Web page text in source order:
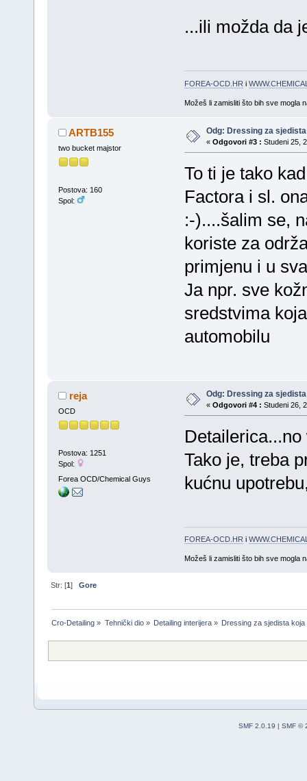
...ili možda da
FOREA-OCD.HR i
Možeš li zamisliti što bih sve mogla
ARTB155
two bucket majstor
Postova: 160
Spol:
Odg: Dressing za
« Odgovori #3 : Studeni 25,
To ti je tako
Factora i sl.
:-)....šalim se,
koriste za
primjenu i u
Ja npr. sve
sredstvima
automobilu
reja
OCD
Postova: 1251
Spol:
Forea OCD/Chemical Guys
Odg: Dressing za
« Odgovori #4 : Studeni 26,
Tako je, treba
kućnu
FOREA-OCD.HR i
Možeš li zamisliti što bih sve mogla
Str: [1]Gore
Cro-Detailing » Tehnički dio» Detailing interijera» Dressing za sjedista
SMF 2.0.19 | SMF ©